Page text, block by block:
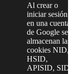
Al crear o
iniciar sesión
en una cuenta
de Google se
almacenan las
cookies NID,
HSID,
APISID, SID,